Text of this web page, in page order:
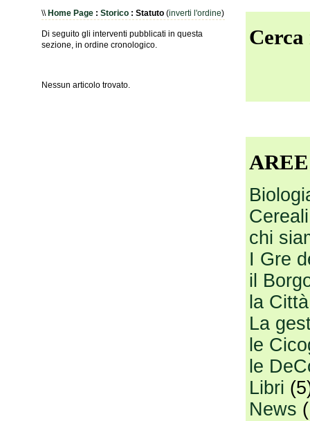
\\ Home Page : Storico : Statuto (inverti l'ordine)
Di seguito gli interventi pubblicati in questa
sezione, in ordine cronologico.
Nessun articolo trovato.
chi
I Gre
il
la
La
le
le
Libri
News